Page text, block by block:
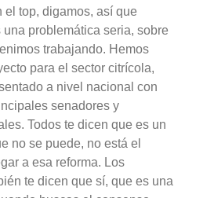
el top, digamos, así que
problemática seria, sobre
trabajando. Hemos
para el sector citrícola,
a nivel nacional con
senadores y
Todos te dicen que es un
no se puede, no está el
a esa reforma. Los
te dicen que sí, que es una